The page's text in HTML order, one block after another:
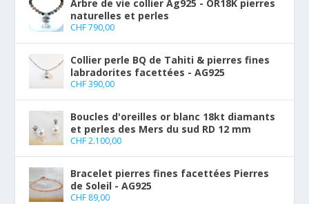
Arbre de vie collier Ag925 - OR18K pierres
naturelles et perles
CHF790,00
Collier perle BQ de Tahiti & pierres fines
labradorites facettées - AG925
CHF390,00
Boucles d'oreilles or blanc 18kt diamants
et perles des Mers du sud RD 12 mm
CHF2.100,00
Bracelet pierres fines facettées Pierres
de Soleil - AG925
CHF 89,00